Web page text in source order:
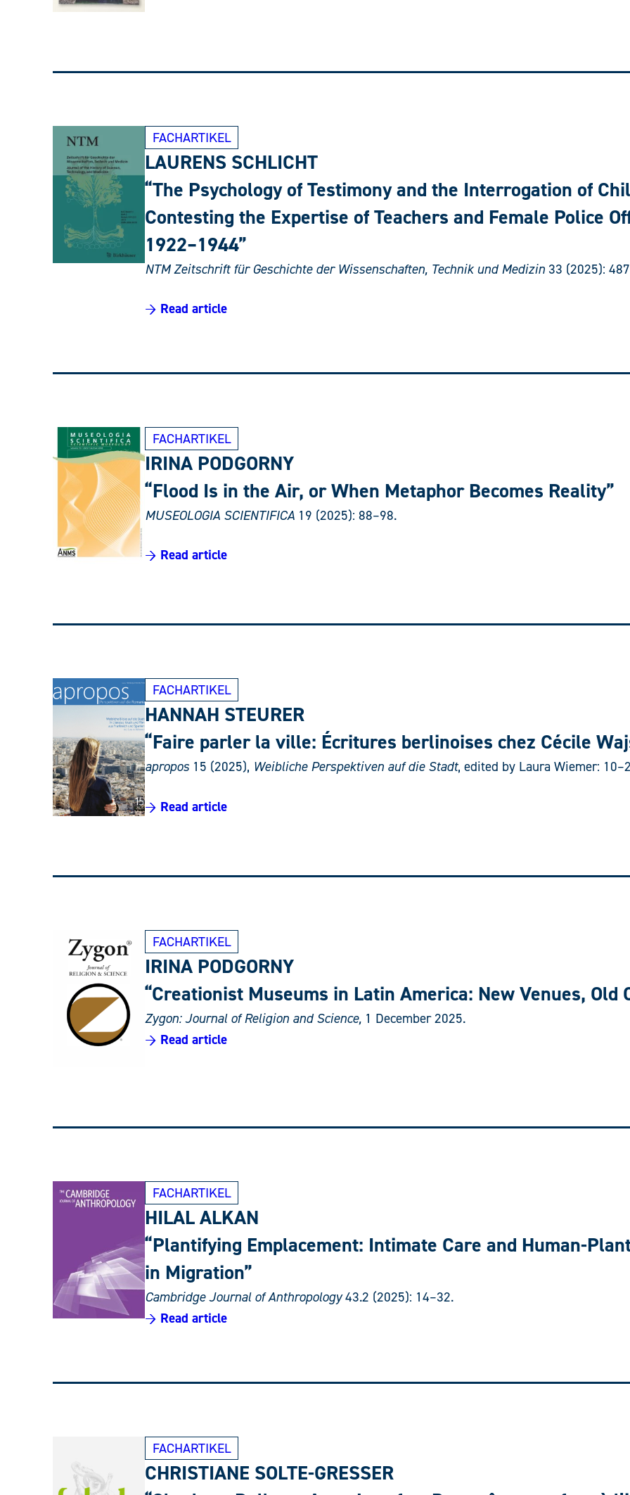
FACHARTIKEL
LAURENS SCHLICHT
“The Psychology of Testimony and the Interrogation of
Contesting the Expertise of Teachers and Female Police
1922–1944”
NTM Zeitschrift für Geschichte der Wissenschaften, Technik und Medizin 33 (2025):
→ Read article
FACHARTIKEL
IRINA PODGORNY
“Flood Is in the Air, or When Metaphor Becomes Reality”
MUSEOLOGIA SCIENTIFICA 19 (2025): 88–98.
→ Read article
FACHARTIKEL
HANNAH STEURER
“Faire parler la ville: Écritures berlinoises chez Cécile
apropos 15 (2025), Weibliche Perspektiven auf die Stadt, edited by Laura Wiemer:
→ Read article
FACHARTIKEL
IRINA PODGORNY
“Creationist Museums in Latin America: New Venues, Old
Zygon: Journal of Religion and Science, 1 December 2025.
→ Read article
FACHARTIKEL
HILAL ALKAN
“Plantifying Emplacement: Intimate Care and Human-
in Migration”
Cambridge Journal of Anthropology43.2 (2025): 14–32.
→ Read article
FACHARTIKEL
CHRISTIANE SOLTE-GRESSER